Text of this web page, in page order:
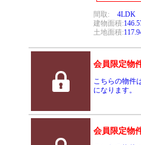
間取:
4LDK
建物面積:
土地面積:
会員限定物
こちらの物件
になります。
会員限定物